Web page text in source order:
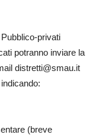
privati
potranno inviare la
distretti@smau.it
indicando:
(breve